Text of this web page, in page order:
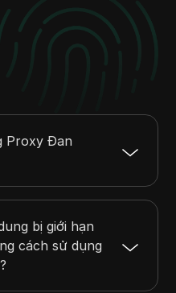
Proxy Đan
bị giới hạn
cách sử dụng